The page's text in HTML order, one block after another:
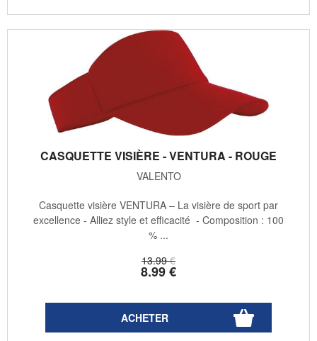
CASQUETTE VISIÈRE - VENTURA - ROUGE
VALENTO
13.99 €
8.99€
Casquette visière VENTURA – La visière de sport par
excellence - Alliez style et efficacité - Composition : 100
% ...